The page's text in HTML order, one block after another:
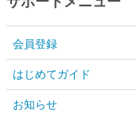
会員登録
はじめてガイド
お知らせ